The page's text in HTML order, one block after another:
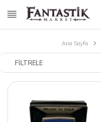
Ana Sayfa
FILTRELE